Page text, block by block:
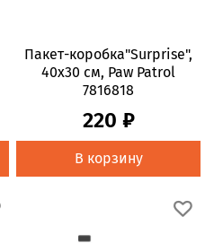
Пакет-коробка"Surprise",
40х30 см, Paw Patrol
7816818
220 ₽
В корзину